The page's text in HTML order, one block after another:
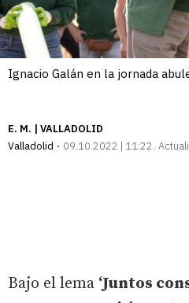
Ignacio Galán en la jornada
E. M. | VALLADOLID
Valladolid
09.10.2022 | 11:22
Bajo el lema ‘Juntos